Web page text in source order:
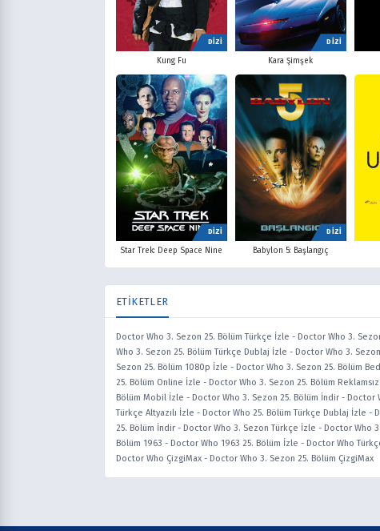
DİZİ
Kung Fu
DİZİ
Kara Şimşek
DİZİ
Star Trek: Deep Space Nine
DİZİ
Babylon 5: Başlangıç
ETİKETLER
Doctor Who 3. Sezon 25. Bölüm Türkçe İzle - Doctor Who 3.
Who 3. Sezon 25. Bölüm Türkçe Dublaj İzle - Doctor Who 3.
Sezon 25. Bölüm 1080p İzle - Doctor Who 3. Sezon 25. Bölüm
25. Bölüm Online İzle - Doctor Who 3. Sezon 25. Bölüm
Bölüm Mobil İzle - Doctor Who 3. Sezon 25. Bölüm İndir - Doctor
Türkçe Altyazılı İzle - Doctor Who 25. Bölüm Türkçe Dublaj İzle -
25. Bölüm İndir - Doctor Who 3. Sezon Türkçe İzle - Doctor Who
Bölüm 1963 - Doctor Who 1963 25. Bölüm İzle - Doctor Who
Doctor Who ÇizgiMax - Doctor Who 3. Sezon 25. Bölüm ÇizgiMax